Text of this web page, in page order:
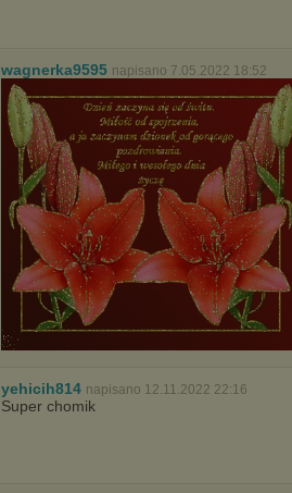
wagnerka9595 napisano 7.05.2022 18:52
yehicih814 napisano 12.11.2022 22:16
Super chomik